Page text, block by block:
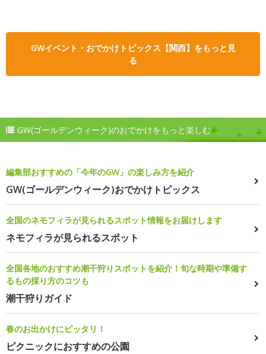
GWイベント・おでかけトピックス【関西】をもっと見
る
GW(ゴールデンウィーク)のおでかけをもっと楽しむ
編集部おすすめの「今年のGW」の楽しみ方を紹介
GW(ゴールデンウィーク)おでかけトピックス
全国のネモフィラが見られるスポット情報をお届けします
ネモフィラが見られるスポット
全国各地のおすすめ潮干狩りスポットを紹介！旬な時期や準備す
るもの採り方のコツも
潮干狩りガイド
春のお出かけにピッタリ！
ピクニックにおすすめの公園